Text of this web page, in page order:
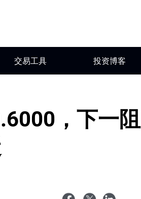
交易工具 投资博客
，下一阻